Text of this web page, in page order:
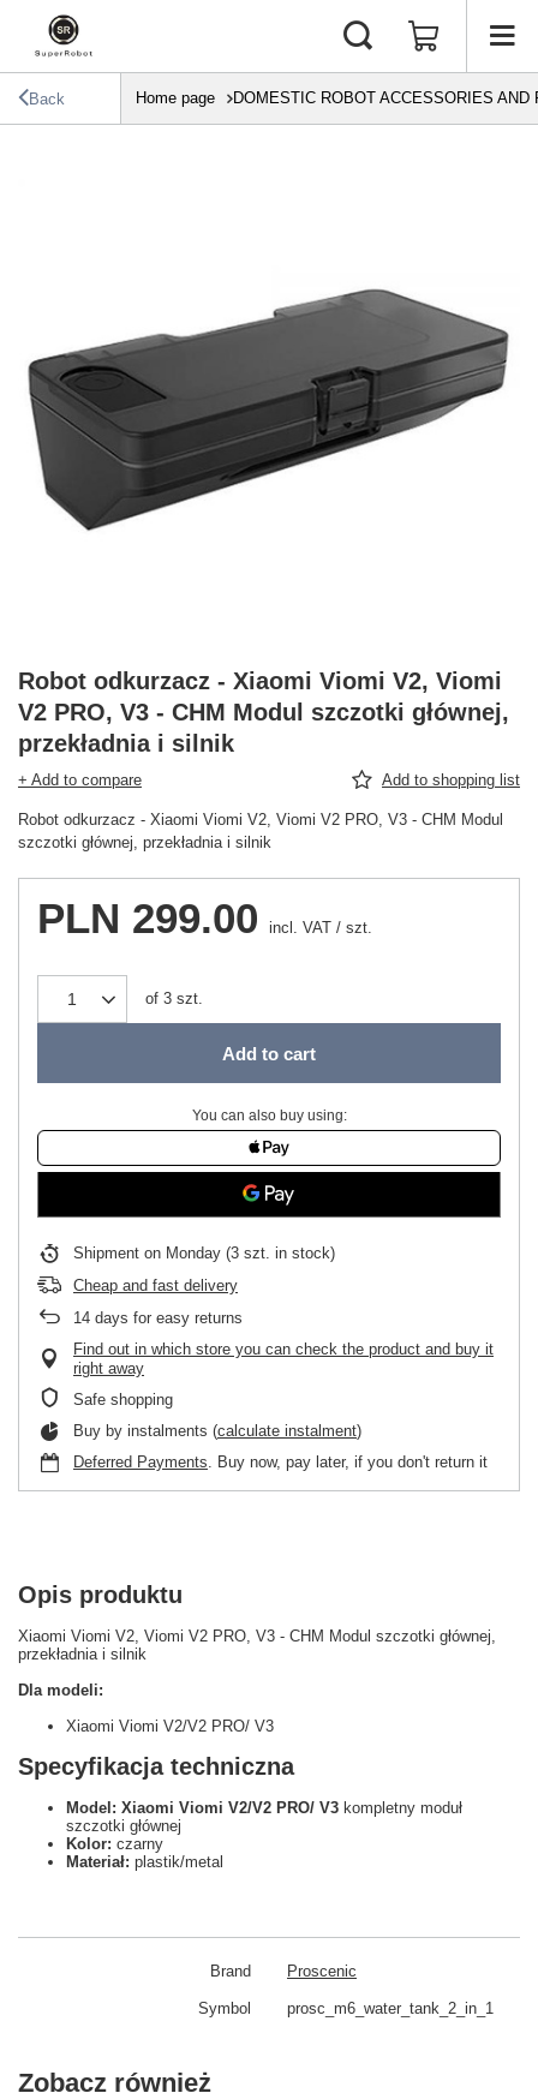
Back Home page DOMESTIC ROBOT ACCESSORIES AND
Robot odkurzacz - Xiaomi Viomi V2, Viomi
V2 PRO, V3 - CHM Modul szczotki głównej,
przekładnia i silnik
+ Add to compare Add to shopping list
Robot odkurzacz - Xiaomi Viomi V2, Viomi V2 PRO, V3 - CHM Modul
szczotki głównej, przekładnia i silnik
PLN 299.00 incl. VAT / szt.
of 3 szt.
Add to cart
You can also buy using:
Shipment on Monday (3 szt. in stock)
Cheap and fast delivery
14 days for easy returns
Find out in which store you can check the product and buy it
right away
Safe shopping
Buy by instalments (calculate instalment)
Deferred Payments. Buy now, pay later, if you don't return it
Opis produktu
Xiaomi Viomi V2, Viomi V2 PRO, V3 - CHM Modul szczotki głównej,
przekładnia i silnik
Dla modeli:
Xiaomi Viomi V2/V2 PRO/ V3
Specyfikacja techniczna
Model: Xiaomi Viomi V2/V2 PRO/ V3 kompletny moduł
szczotki głównej
Kolor: czarny
Materiał: plastik/metal
Brand Proscenic
Symbol prosc_m6_water_tank_2_in_1
Zobacz również